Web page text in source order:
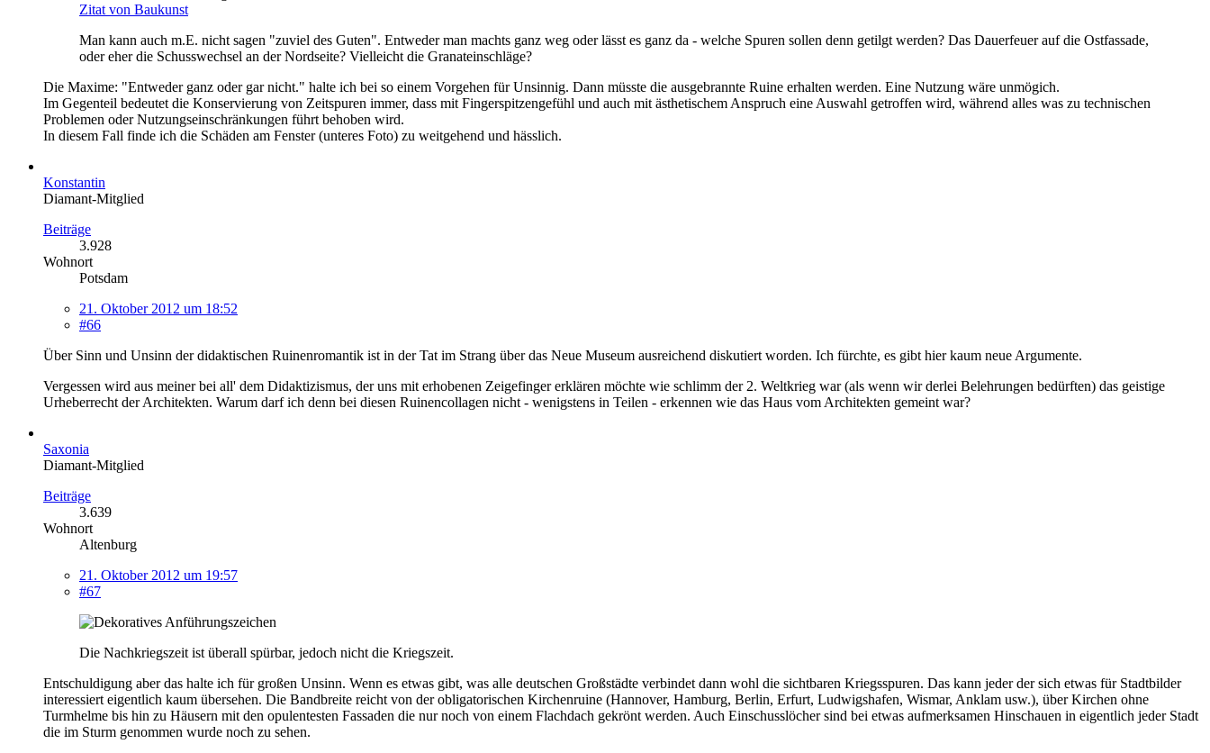
Zitat von Baukunst
Man kann auch m.E. nicht sagen "zuviel des Guten". Entweder man machts ganz weg oder lässt es ganz da - welche Spuren sollen denn getilgt werden? Das Dauerfeuer auf die Ostfassade,
oder eher die Schusswechsel an der Nordseite? Vielleicht die Granateinschläge?
Die Maxime: "Entweder ganz oder gar nicht." halte ich bei so einem Vorgehen für Unsinnig. Dann müsste die ausgebrannte Ruine erhalten werden. Eine Nutzung wäre unmögich.
Im Gegenteil bedeutet die Konservierung von Zeitspuren immer, dass mit Fingerspitzengefühl und auch mit ästhetischem Anspruch eine Auswahl getroffen wird, während alles was zu technischen
Problemen oder Nutzungseinschränkungen führt behoben wird.
In diesem Fall finde ich die Schäden am Fenster (unteres Foto) zu weitgehend und hässlich.
Konstantin
Diamant-Mitglied
Beiträge
3.928
Wohnort
Potsdam
21. Oktober 2012 um 18:52
#66
Über Sinn und Unsinn der didaktischen Ruinenromantik ist in der Tat im Strang über das Neue Museum ausreichend diskutiert worden. Ich fürchte, es gibt hier kaum neue Argumente.
Vergessen wird aus meiner bei all' dem Didaktizismus, der uns mit erhobenen Zeigefinger erklären möchte wie schlimm der 2. Weltkrieg war (als wenn wir derlei Belehrungen bedürften) das geistige
Urheberrecht der Architekten. Warum darf ich denn bei diesen Ruinencollagen nicht - wenigstens in Teilen - erkennen wie das Haus vom Architekten gemeint war?
Saxonia
Diamant-Mitglied
Beiträge
3.639
Wohnort
Altenburg
21. Oktober 2012 um 19:57
#67
Die Nachkriegszeit ist überall spürbar, jedoch nicht die Kriegszeit.
Entschuldigung aber das halte ich für großen Unsinn. Wenn es etwas gibt, was alle deutschen Großstädte verbindet dann wohl die sichtbaren Kriegsspuren. Das kann jeder der sich etwas für Stadtbilder
interessiert eigentlich kaum übersehen. Die Bandbreite reicht von der obligatorischen Kirchenruine (Hannover, Hamburg, Berlin, Erfurt, Ludwigshafen, Wismar, Anklam usw.), über Kirchen ohne
Turmhelme bis hin zu Häusern mit den opulentesten Fassaden die nur noch von einem Flachdach gekrönt werden. Auch Einschusslöcher sind bei etwas aufmerksamen Hinschauen in eigentlich jeder Stadt
die im Sturm genommen wurde noch zu sehen.